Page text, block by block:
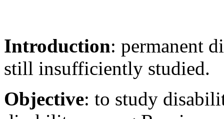
Introduction: permanent
still insufficiently studied.
Objective: to study